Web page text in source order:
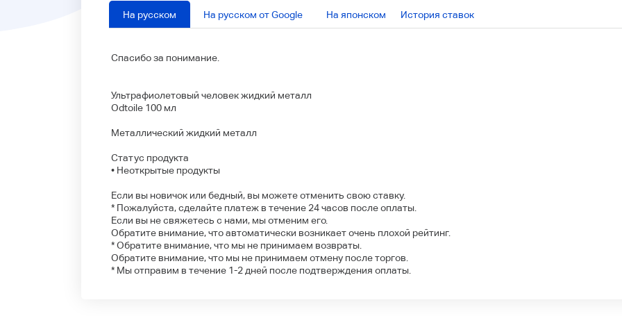
На русском На русском от Google На японском История ставок
Спасибо за понимание.
Ультрафиолетовый человек жидкий металл
Odtoile 100 мл
Металлический жидкий металл
Статус продукта
• Неоткрытые продукты
Если вы новичок или бедный, вы можете отменить свою ставку.
* Пожалуйста, сделайте платеж в течение 24 часов после оплаты.
Если вы не свяжетесь с нами, мы отменим его.
Обратите внимание, что автоматически возникает очень плохой рейтинг.
* Обратите внимание, что мы не принимаем возвраты.
Обратите внимание, что мы не принимаем отмену после торгов.
* Мы отправим в течение 1-2 дней после подтверждения оплаты.